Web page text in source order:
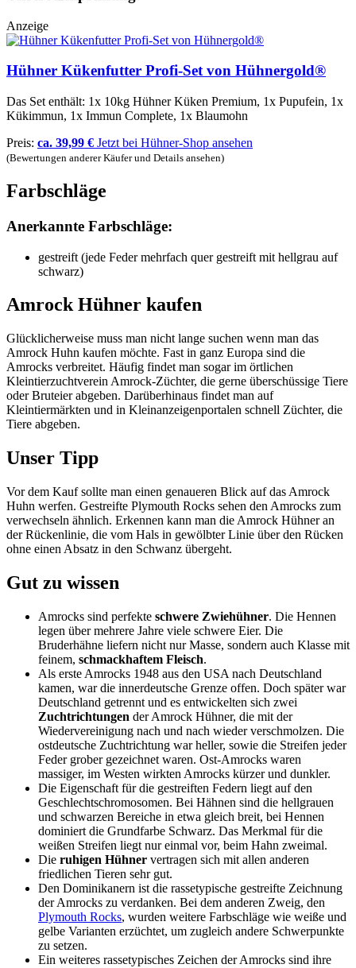
Anzeige
Hühner Kükenfutter Profi-Set von Hühnergold®
Das Set enthält: 1x 10kg Hühner Küken Premium, 1x Pupufein, 1x
Kükimmun, 1x Immun Complete, 1x Blaumohn
Preis: ca. 39,99 € Jetzt bei Hühner-Shop ansehen
(Bewertungen anderer Käufer und Details ansehen)
Farbschläge
Anerkannte Farbschläge:
gestreift (jede Feder mehrfach quer gestreift mit hellgrau auf
schwarz)
Amrock Hühner kaufen
Glücklicherweise muss man nicht lange suchen wenn man das
Amrock Huhn kaufen möchte. Fast in ganz Europa sind die
Amrocks verbreitet. Häufig findet man sogar im örtlichen
Kleintierzuchtverein Amrock-Züchter, die gerne überschüssige Tiere
oder Bruteier abgeben. Darüberhinaus findet man auf
Kleintiermärkten und in Kleinanzeigenportalen schnell Züchter, die
Tiere abgeben.
Unser Tipp
Vor dem Kauf sollte man einen genaueren Blick auf das Amrock
Huhn werfen. Gestreifte Plymouth Rocks sehen den Amrocks zum
verwechseln ähnlich. Erkennen kann man die Amrock Hühner an
der Rückenlinie, die vom Hals in gewölbter Linie über den Rücken
ohne einen Absatz in den Schwanz übergeht.
Gut zu wissen
Amrocks sind perfekte schwere Zwiehühner. Die Hennen
legen über mehrere Jahre viele schwere Eier. Die
Bruderhähne liefern nicht nur Masse, sondern auch Klasse mit
feinem, schmackhaftem Fleisch.
Als erste Amrocks 1948 aus den USA nach Deutschland
kamen, war die innerdeutsche Grenze offen. Doch später war
Deutschland getrennt und es entwickelten sich zwei
Zuchtrichtungen der Amrock Hühner, die mit der
Wiedervereinigung nach und nach wieder verschmolzen. Die
ostdeutsche Zuchtrichtung war heller, sowie die Streifen jeder
Feder grober gezeichnet waren. Ost-Amrocks waren
massiger, im Westen wirkten Amrocks kürzer und dunkler.
Die Eigenschaft für die gestreiften Federn liegt auf den
Geschlechtschromosomen. Bei Hähnen sind die hellgrauen
und schwarzen Bereiche in etwa gleich breit, bei Hennen
dominiert die Grundfarbe Schwarz. Das Merkmal für die
weißen Streifen liegt nur einmal vor, beim Hahn zweimal.
Die ruhigen Hühner vertragen sich mit allen anderen
friedlichen Tieren sehr gut.
Den Dominikanern ist die rassetypische gestreifte Zeichnung
der Amrocks zu verdanken. Bei dem anderen Zweig, den
Plymouth Rocks, wurden weitere Farbschläge wie weiße und
gelbe Varianten erzüchtet, um zugleich andere Schwerpunkte
zu setzen.
Ein weiteres rassetypisches Zeichen der Amrocks sind ihre